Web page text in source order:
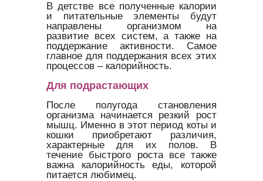
В детстве все полученные калории
и питательные элементы будут
направлены организмом на
развитие всех систем, а также на
поддержание активности. Самое
главное для поддержания всех этих
процессов – калорийность.
Для подрастающих
После полугода становления
организма начинается резкий рост
мышц. Именно в этот период коты и
кошки приобретают различия,
характерные для их полов. В
течение быстрого роста все также
важна калорийность еды, которой
питается любимец.